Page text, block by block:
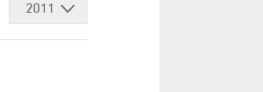
2011